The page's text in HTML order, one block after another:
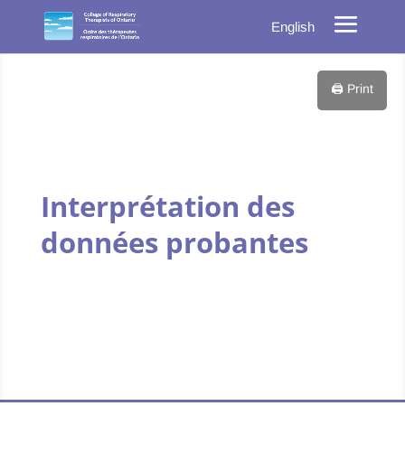
English
Interprétation des
données probantes
🖨️ Print